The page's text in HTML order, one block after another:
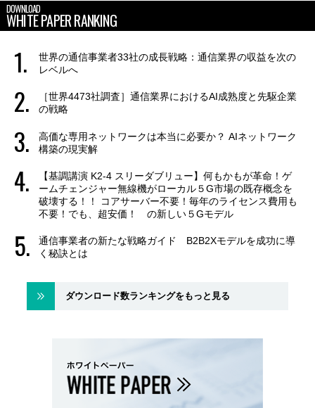
DOWNLOAD
WHITE PAPER RANKING
世界の通信事業者33社の成長戦略：通信業界の収益を次の
レベルへ
［世界4473社調査］通信業界におけるAI成熟度と先駆企業
の戦略
高価な専用ネットワークは本当に必要か？ AIネットワーク
構築の現実解
【基調講演 K2-4 スリーダブリュー】何もかもが革命！ゲ
ームチェンジャー無線機がローカル５G市場の既存概念を
破壊する！！ コアサーバー不要！毎年のライセンス費用も
不要！でも、超安価！ の新しい５Gモデル
通信事業者の新たな戦略ガイド B2B2Xモデルを成功に導
く秘訣とは
ダウンロード数ランキングをもっと見る